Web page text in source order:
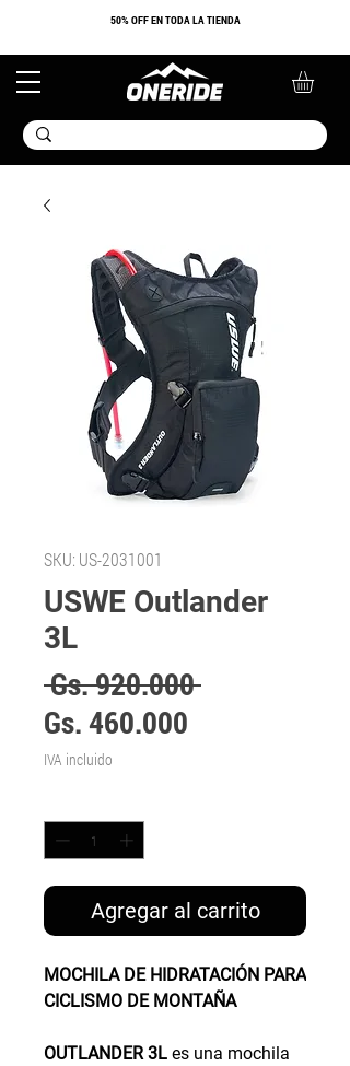
​50% OFF EN TODA LA TIENDA
SKU: US-2031001
USWE Outlander
3L
Gs. 920.000 Precio
Gs. 460.000
IVA incluido
Agregar al carrito
MOCHILA DE HIDRATACIÓN PARA
CICLISMO DE MONTAÑA
OUTLANDER 3L es una mochila